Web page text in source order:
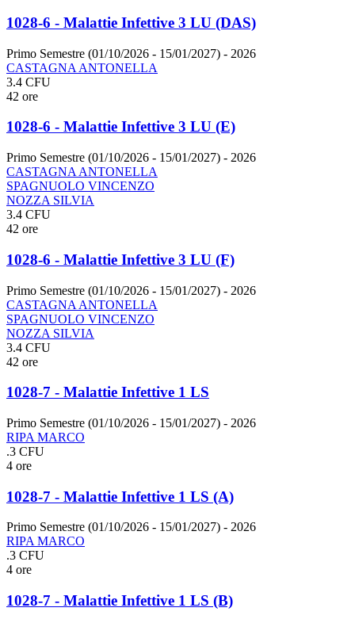
1028-6 - Malattie Infettive 3 LU (DAS)
Primo Semestre (01/10/2026 - 15/01/2027) - 2026
CASTAGNA ANTONELLA
3.4 CFU
42 ore
1028-6 - Malattie Infettive 3 LU (E)
Primo Semestre (01/10/2026 - 15/01/2027) - 2026
CASTAGNA ANTONELLA
SPAGNUOLO VINCENZO
NOZZA SILVIA
3.4 CFU
42 ore
1028-6 - Malattie Infettive 3 LU (F)
Primo Semestre (01/10/2026 - 15/01/2027) - 2026
CASTAGNA ANTONELLA
SPAGNUOLO VINCENZO
NOZZA SILVIA
3.4 CFU
42 ore
1028-7 - Malattie Infettive 1 LS
Primo Semestre (01/10/2026 - 15/01/2027) - 2026
RIPA MARCO
.3 CFU
4 ore
1028-7 - Malattie Infettive 1 LS (A)
Primo Semestre (01/10/2026 - 15/01/2027) - 2026
RIPA MARCO
.3 CFU
4 ore
1028-7 - Malattie Infettive 1 LS (B)